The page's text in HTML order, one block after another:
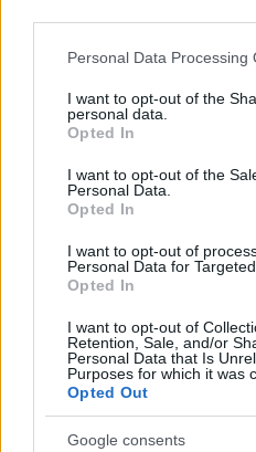
Please note that this website/
not limited to your visit or
grant or deny consent to
use your data for below
consent section.
Personal Data Processing
I want to opt-out of the
personal data.
Opted In
I want to opt-out of the
Personal Data.
Opted In
I want to opt-out of
Personal Data for
Opted In
I want to opt-out of
Retention, Sale, and/or
Personal Data that Is
Purposes for which it was
Opted Out
Google consents
Λίγο πριν η κ. Λορέντε
Πριγκίπισσα της είπε:
μέρα. Μπορείς να το